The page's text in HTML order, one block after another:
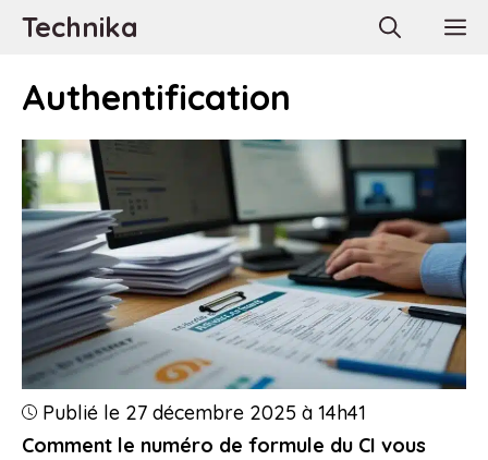
AllerTechnika
Authentification
Comment le numéro de formule du CI vous
Publié le 27 décembre 2025 à 14h41